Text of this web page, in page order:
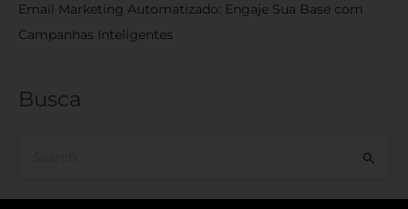
Email Marketing Automatizado: Engaje Sua Base com
Campanhas Inteligentes
Busca